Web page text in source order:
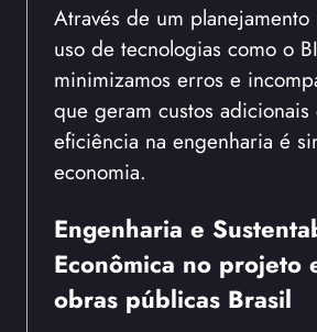
Através de um
uso de tecnologias como o
minimizamos erros e
que geram custos
eficiência na engenharia é
economia.
Engenharia e
Econômica no projeto
obras públicas Brasil